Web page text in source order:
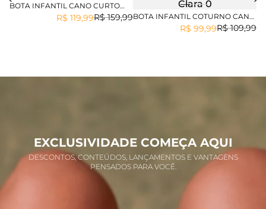
BOTA INFANTIL CANO CURTO
MOLEKINHA SOFI
R$ 159,99
R$ 119,99
BOTA INFANTIL COTURNO CANO
CURTO NILQI TEEN CLARA
R$ 109,99
R$ 99,99
EXCLUSIVIDADE COMEÇA AQUI
DESCONTOS, CONTEÚDOS, LANÇAMENTOS E VANTAGENS
PENSADOS PARA VOCÊ.